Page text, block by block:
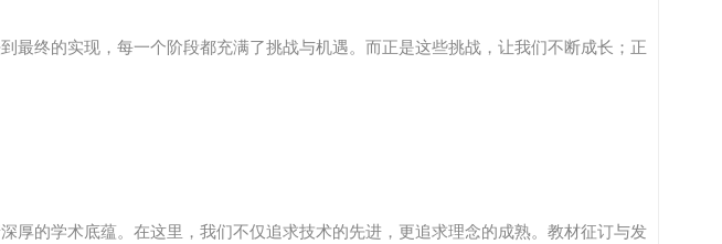
最终的实现，每一个阶段都充满了挑战与机遇。而正是这些挑战，让我们不断成长；正
厚的学术底蕴。在这里，我们不仅追求技术的先进，更追求理念的成熟。教材征订与发